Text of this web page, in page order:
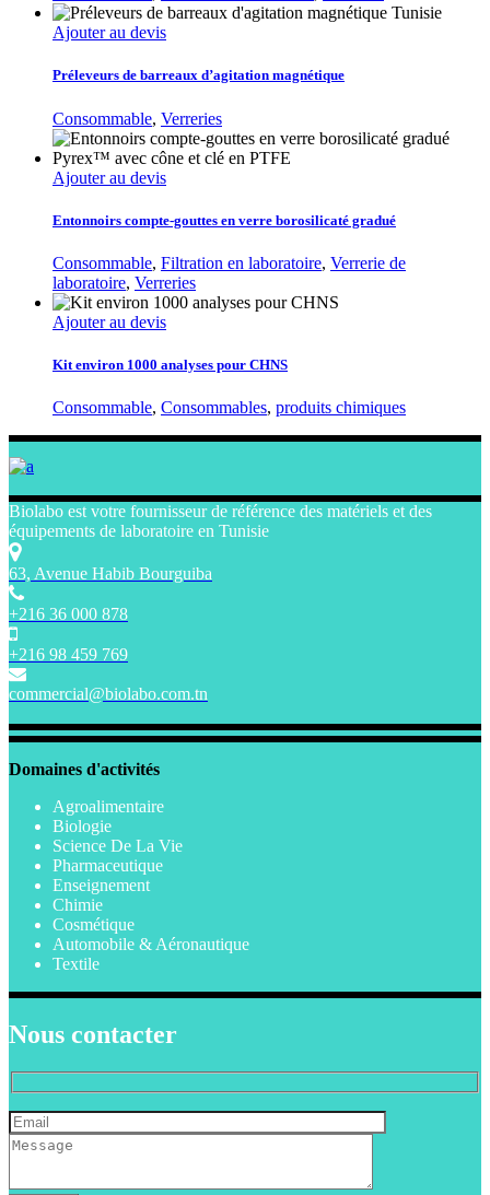
Ajouter au devis
Préleveurs de barreaux d’agitation magnétique
Consommable, Verreries
Ajouter au devis
Entonnoirs compte-gouttes en verre borosilicaté gradué
Consommable, Filtration en laboratoire, Verrerie de
laboratoire, Verreries
Ajouter au devis
Kit environ 1000 analyses pour CHNS
Consommable, Consommables, produits chimiques
Biolabo est votre fournisseur de référence des matériels et des
équipements de laboratoire en Tunisie
63, Avenue Habib Bourguiba
+216 36 000 878
+216 98 459 769
commercial@biolabo.com.tn
Domaines d'activités
Agroalimentaire
Biologie
Science De La Vie
Pharmaceutique
Enseignement
Chimie
Cosmétique
Automobile & Aéronautique
Textile
Nous contacter